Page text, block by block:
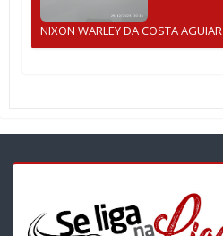
NIXON WARLEY DA COSTA AGUIAR